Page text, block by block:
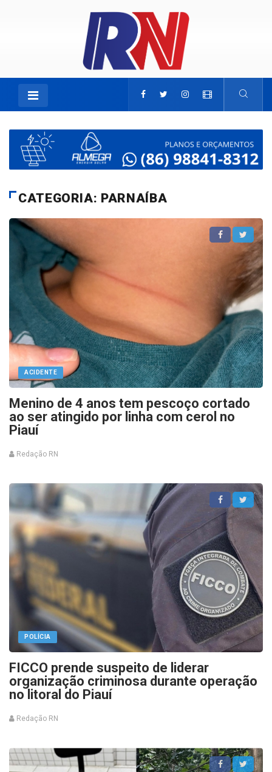
CATEGORIA: PARNAÍBA
ACIDENTE
Menino de 4 anos tem pescoço cortado
ao ser atingido por linha com cerol no
Piauí
Redação RN
POLÍCIA
FICCO prende suspeito de liderar
organização criminosa durante operação
no litoral do Piauí
Redação RN